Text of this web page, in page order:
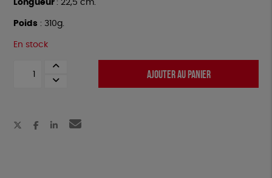
Longueur : 22,5 cm.
Poids : 310g.
En stock
AJOUTER AU PANIER